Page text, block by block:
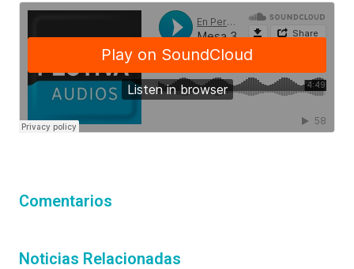
Comentarios
Noticias Relacionadas